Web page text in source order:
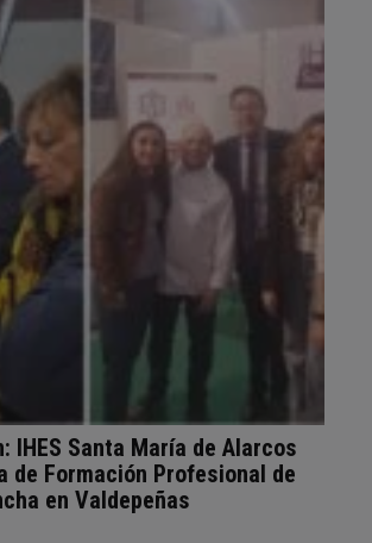
IHES Santa María de Alarcos
de Formación Profesional de
en Valdepeñas